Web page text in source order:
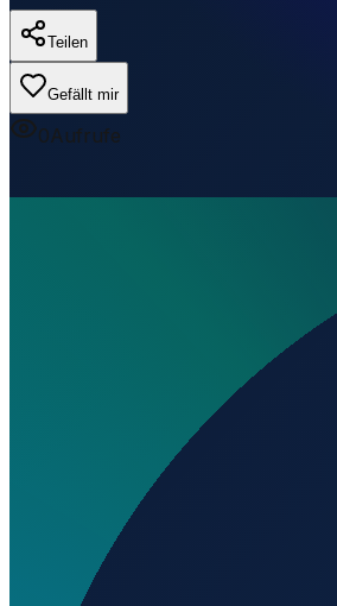
Teilen
Gefällt mir
0Aufrufe
Wo liegt 16 L Ranch Airport?